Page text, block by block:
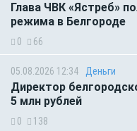
Глава ЧВК «Ястреб»
режима в Белгороде
0 66
05.08.2026 12:34 Деньги
Директор
5 млн рублей
0 138